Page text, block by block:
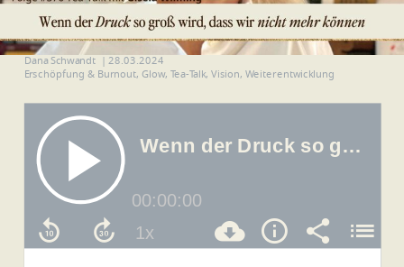
Dana Schwandt
28.03.2024
Erschöpfung & Burnout, Glow, Tea-Talk, Vision, Weiterentwicklung